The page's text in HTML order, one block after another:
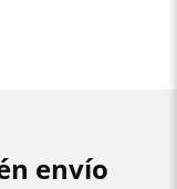
envío